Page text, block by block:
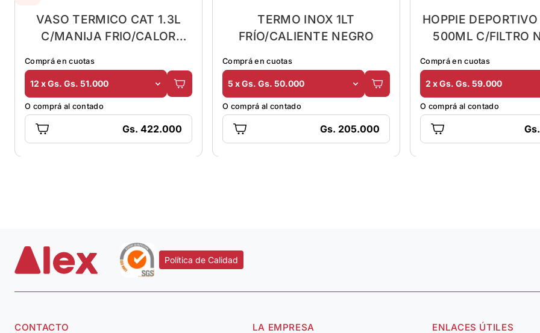
VASO TERMICO CAT 1.3L
C/MANIJA FRIO/CALOR
Comprá en cuotas
12 x Gs. Gs. 51.000
O comprá al contado
Gs. 422.000
TERMO INOX 1LT
FRÍO/CALIENTE NEGRO
Comprá en cuotas
5 x Gs. Gs. 50.000
O comprá al contado
Gs. 205.000
HOPPIE
500ML C/FILTRO
Comprá en cuotas
2 x Gs. Gs. 59.000
O comprá al contado
Política de Calidad
CONTACTO LA EMPRESA ENLACES ÚTILES